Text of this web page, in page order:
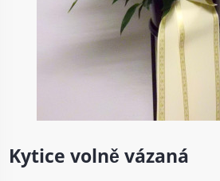
Kytice volně vázaná